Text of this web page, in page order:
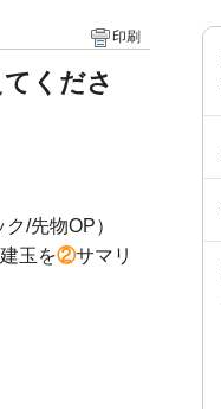
印刷
くださ
/先物OP）
玉を②サマリ